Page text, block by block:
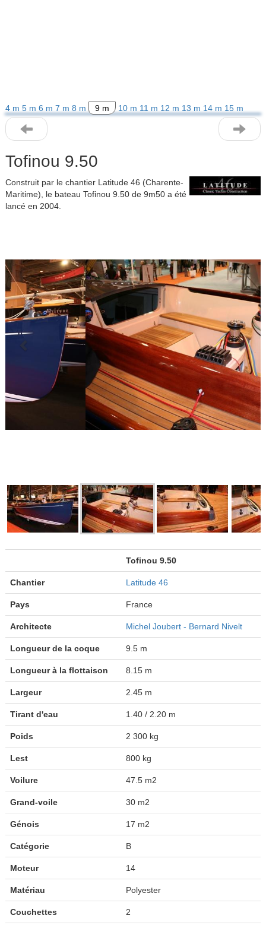
4 m 5 m 6 m 7 m 8 m 9 m 10 m 11 m 12 m 13 m 14 m 15 m
Tofinou 9.50
Construit par le chantier Latitude 46 (Charente-
Maritime), le bateau Tofinou 9.50 de 9m50 a été
lancé en 2004.
Tofinou 9.50
Chantier Latitude 46
Pays France
Architecte Michel Joubert - Bernard Nivelt
Longueur de la coque 9.5 m
Longueur à la flottaison 8.15 m
Largeur 2.45 m
Tirant d'eau 1.40 / 2.20 m
Poids 2 300 kg
Lest 800 kg
Voilure 47.5 m2
Grand-voile 30 m2
Génois 17 m2
Catégorie B
Moteur 14
Matériau Polyester
Couchettes 2